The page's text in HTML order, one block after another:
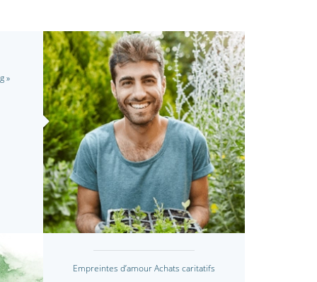
»
Empreintes d’amour Achats caritatifs